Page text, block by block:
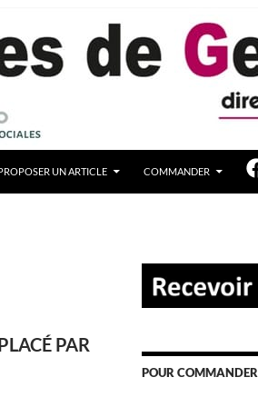
UN ARTICLE COMMANDER
PAR
POUR COMMANDER